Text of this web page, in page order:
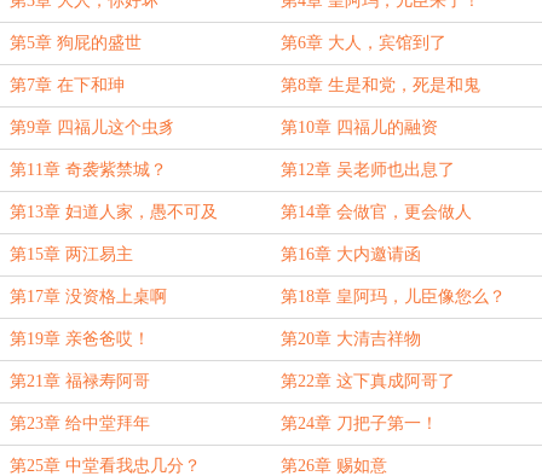
第5章 狗屁的盛世 第6章 大人，宾馆到了
第7章 在下和珅 第8章 生是和党，死是和鬼
第9章 四福儿这个虫豸 第10章 四福儿的融资
第11章 奇袭紫禁城？ 第12章 吴老师也出息了
第13章 妇道人家，愚不可及 第14章 会做官，更会做人
第15章 两江易主 第16章 大内邀请函
第17章 没资格上桌啊 第18章 皇阿玛，儿臣像您么？
第19章 亲爸爸哎！ 第20章 大清吉祥物
第21章 福禄寿阿哥 第22章 这下真成阿哥了
第23章 给中堂拜年 第24章 刀把子第一！
第25章 中堂看我忠几分？ 第26章 赐如意